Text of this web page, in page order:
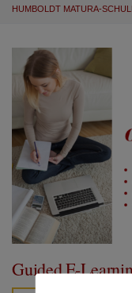
HUMBOLDT MATURA-
Guided E-